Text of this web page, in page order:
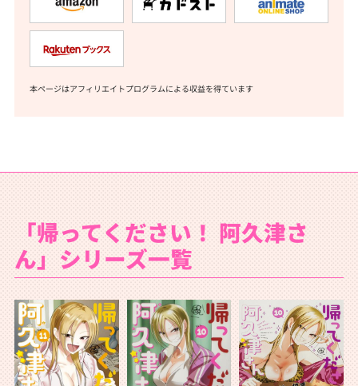
本ページはアフィリエイトプログラムによる収益を得ています
「帰ってください！ 阿久津さ
ん」シリーズ一覧